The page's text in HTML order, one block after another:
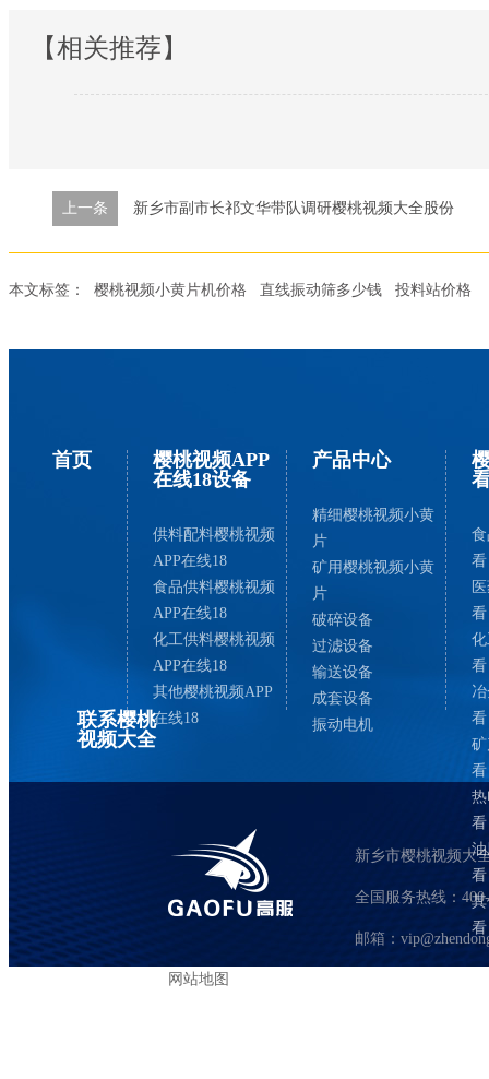
【相关推荐】
上一条 新乡市副市长祁文华带队调研樱桃视频大全股份
本文标签： 樱桃视频小黄片机价格 直线振动筛多少钱 投料站价格
首页
樱桃视频APP
在线18设备
供料配料樱桃视频
APP在线18
食品供料樱桃视频
APP在线18
化工供料樱桃视频
APP在线18
其他樱桃视频APP
在线18
产品中心
精细樱桃视频小黄
片
矿用樱桃视频小黄
片
破碎设备
过滤设备
输送设备
成套设备
振动电机
看
看
看
看
看
看
看
看
联系樱桃
视频大全
新乡市樱桃视频大
全国服务热线：
邮箱：
网站地图